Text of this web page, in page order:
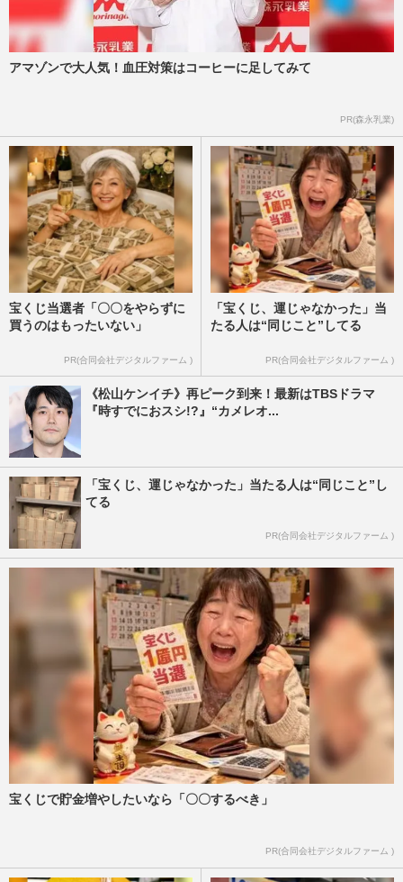
アマゾンで大人気！血圧対策はコーヒーに足してみて
PR(森永乳業)
宝くじ当選者「〇〇をやらずに
買うのはもったいない」
PR(合同会社デジタルファーム )
「宝くじ、運じゃなかった」当
たる人は“同じこと”してる
PR(合同会社デジタルファーム )
《松山ケンイチ》再ピーク到来！最新はTBSドラマ
『時すでにおスシ!?』“カメレオ...
「宝くじ、運じゃなかった」当たる人は“同じこと”し
てる
PR(合同会社デジタルファーム )
宝くじで貯金増やしたいなら「〇〇するべき」
PR(合同会社デジタルファーム )